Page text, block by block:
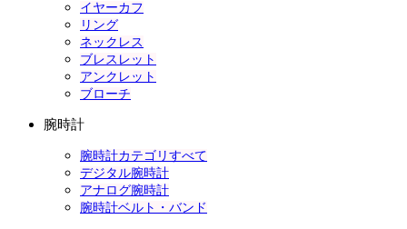
イヤーカフ
リング
ネックレス
ブレスレット
アンクレット
ブローチ
腕時計
腕時計カテゴリすべて
デジタル腕時計
アナログ腕時計
腕時計ベルト・バンド